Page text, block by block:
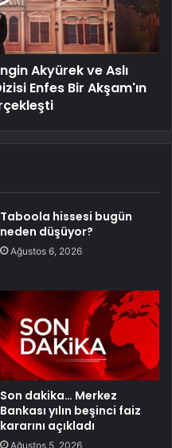
Akyürek ve Aslı
Enfes Bir Akşam'ın
Taboola hissesi bugün
neden düşüyor?
Ağustos 6, 2026
Son dakika… Merkez
Bankası yılın beşinci faiz
kararını açıkladı
Ağustos 5, 2026